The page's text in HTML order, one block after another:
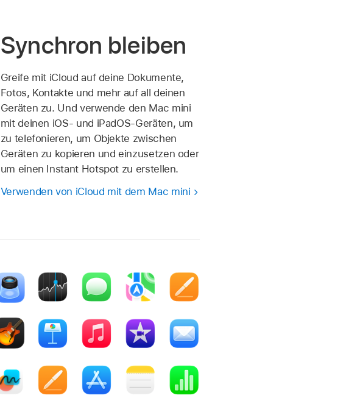
Synchron bleiben
Greife mit iCloud auf deine Dokumente,
Fotos, Kontakte und mehr auf all deinen
Geräten zu. Und verwende den Mac mini
mit deinen iOS- und iPadOS-Geräten, um
zu telefonieren, um Objekte zwischen
Geräten zu kopieren und einzusetzen oder
um einen Instant Hotspot zu erstellen.
Verwenden von iCloud mit dem Mac mini